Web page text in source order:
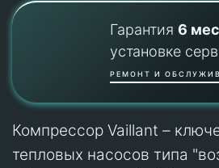
Гарантия 6
установке
РЕМОНТ И
Компрессор Vaillant –
тепловых насосов типа